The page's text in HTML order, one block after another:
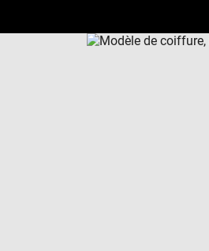
Download
Next
Previous